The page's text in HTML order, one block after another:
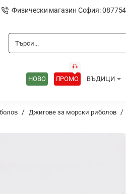
Физически магазин София:
Търси...
НОВО ПРОМО
🎣
ВЪДИЦИ
Джигове за морски риболов